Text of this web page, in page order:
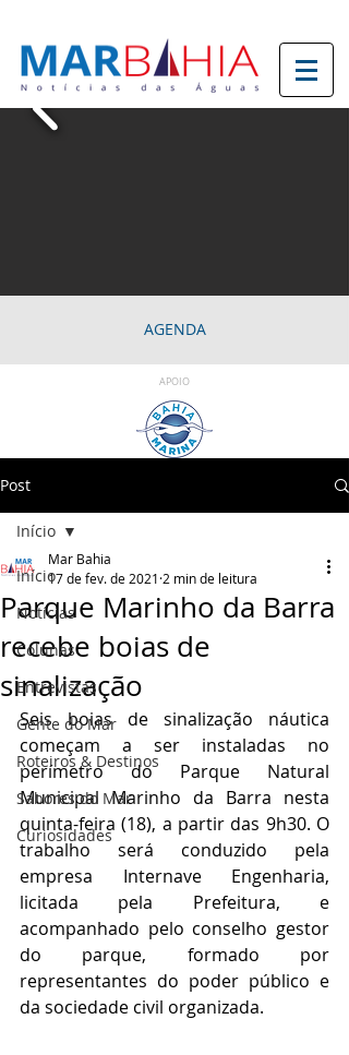
AGENDA
APOIO
Post
Início
Notícias
Colunas
Entrevistas
Gente do Mar
Roteiros & Destinos
Sabores do Mar
Curiosidades
Início
Parque Marinho da Barra
recebe boias de
sinalização
Mar Bahia
17 de fev. de 2021 2 min de leitura
Seis boias de sinalização náutica
começam a ser instaladas no
perímetro do Parque Natural
Municipal Marinho da Barra nesta
quinta-feira (18), a partir das 9h30. O
trabalho será conduzido pela
empresa Internave Engenharia,
licitada pela Prefeitura, e
acompanhado pelo conselho gestor
do parque, formado por
representantes do poder público e
da sociedade civil organizada.